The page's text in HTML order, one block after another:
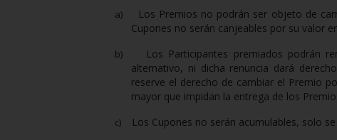
a)
Los Premios no podrán ser objeto de
Cupones no serán canjeables por su valor
b)
Los Participantes premiados podrán
alternativo, ni dicha renuncia dará
reserve el derecho de cambiar el Premio
mayor que impidan la entrega de los
c) Los Cupones no serán acumulables, solo